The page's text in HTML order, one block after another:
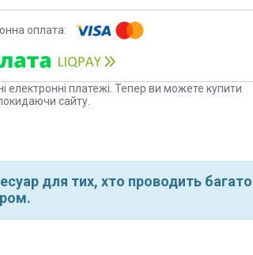
електронні платежі. Тепер ви можете купити
сайту.
для тих, хто проводить багато